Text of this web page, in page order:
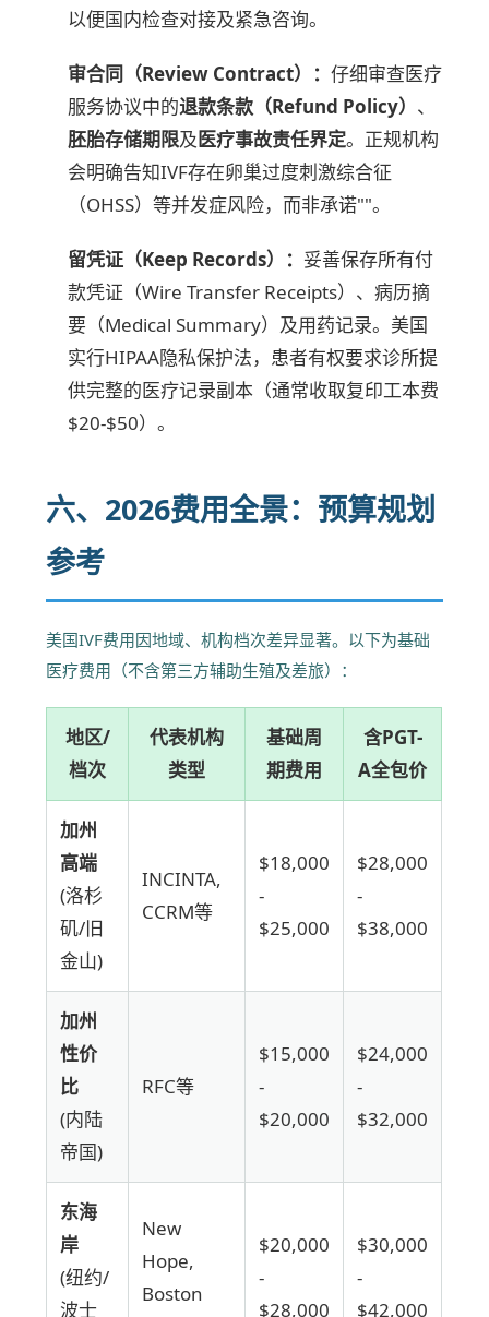
以便国内检查对接及紧急咨询。
审合同（Review Contract）：仔细审查医疗
服务协议中的退款条款（Refund Policy） 、
胚胎存储期限及医疗事故责任界定。正规机构
会明确告知IVF存在卵巢过度刺激综合征
（OHSS）等并发症风险，而非承诺""。
留凭证（Keep Records）： 妥善保存所有付
款凭证（Wire Transfer Receipts）、病历摘
要（Medical Summary）及用药记录。美国
实行HIPAA隐私保护法，患者有权要求诊所提
供完整的医疗记录副本（通常收取复印工本费
$20-$50）。
六、2026费用全景：预算规划
参考
美国IVF费用因地域、机构档次差异显著。以下为基础
医疗费用（不含第三方辅助生殖及差旅）：
地区/
档次
代表机构
类型
基础周
期费用
含PGT-
A全包价
加州
高端
(洛杉
矶/旧
金山)
INCINTA,
CCRM等
$18,000
-
$25,000
$28,000
-
$38,000
加州
性价
比
(内陆
帝国)
RFC等
$15,000
-
$20,000
$24,000
-
$32,000
东海
岸
(纽约/
波士
New
Hope,
Boston
$20,000
-
$28,000
$30,000
-
$42,000